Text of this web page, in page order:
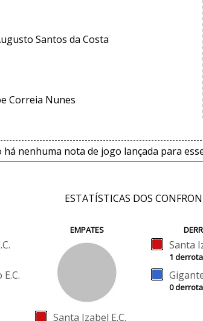
Santos da Costa
Correia Nunes
há nenhuma nota de jogo lançada para
ESTATÍSTICAS DOS
EMPATES
Santa Izabel E.C.
Santa
1
0